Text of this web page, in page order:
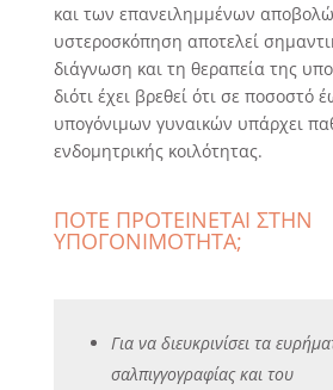
και των επανειλημμένων
υστεροσκόπηση αποτελεί
διάγνωση και τη θεραπεία της
διότι έχει βρεθεί ότι σε ποσοστό
υπογόνιμων γυναικών υπάρχει
ενδομητρικής κοιλότητας.
ΠΟΤΕ ΠΡΟΤΕΙΝΕΤΑΙ ΣΤΗΝ
ΥΠΟΓΟΝΙΜΟΤΗΤΑ;
Για να διευκρινίσει τα
σαλπιγγογραφίας και του